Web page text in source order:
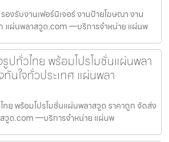
องรับงานเฟอร์นิเจอร์ งานป้ายโฆษณา งาน
แผ่นพลาสวูด.com —บริการจำหน่าย แผ่นพ
ปทั่วไทย พร้อมโปรโมชั่นแผ่นพลา
นใจทั่วประเทศ แผ่นพลา
ทย พร้อมโปรโมชั่นแผ่นพลาสวูด ราคาถูก จัดส่ง
วูด.com —บริการจำหน่าย แผ่นพ